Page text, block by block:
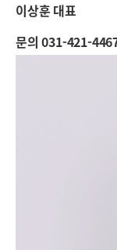
이상훈 대표
문의 031-421-